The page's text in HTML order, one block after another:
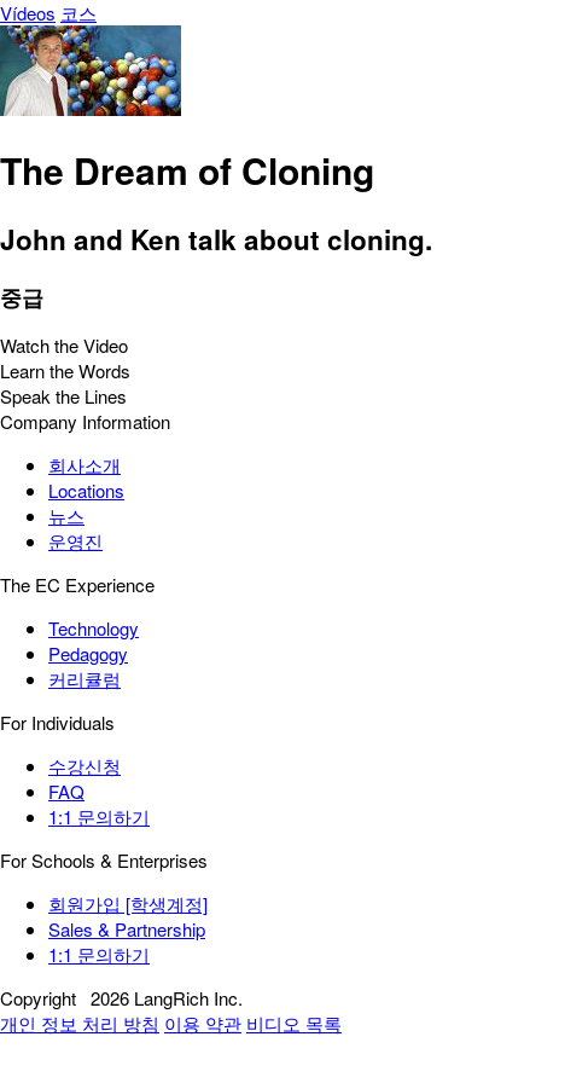
Vídeos 코스
The Dream of Cloning
John and Ken talk about cloning.
중급
Watch the Video
Learn the Words
Speak the Lines
Company Information
회사소개
Locations
뉴스
운영진
The EC Experience
Technology
Pedagogy
커리큘럼
For Individuals
수강신청
FAQ
1:1 문의하기
For Schools & Enterprises
회원가입 [학생계정]
Sales & Partnership
1:1 문의하기
Copyright 2026 LangRich Inc.
개인 정보 처리 방침 이용 약관 비디오 목록